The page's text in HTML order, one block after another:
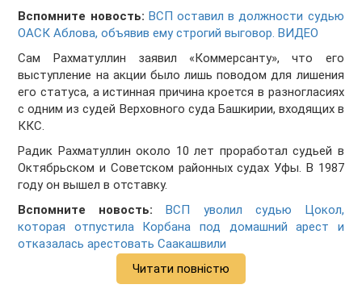
Вспомните новость: ВСП оставил в должности судью
ОАСК Аблова, объявив ему строгий выговор. ВИДЕО
Сам Рахматуллин заявил «Коммерсанту», что его
выступление на акции было лишь поводом для лишения
его статуса, а истинная причина кроется в разногласиях
с одним из судей Верховного суда Башкирии, входящих в
ККС.
Радик Рахматуллин около 10 лет проработал судьей в
Октябрьском и Советском районных судах Уфы. В 1987
году он вышел в отставку.
Вспомните новость:ВСП уволил судью Цокол,
которая отпустила Корбана под домашний арест и
отказалась арестовать Саакашвили
Читати повністю